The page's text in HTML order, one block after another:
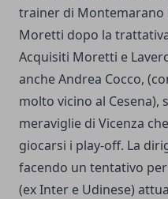
trainer di
Moretti dopo la
Acquisiti Moretti e
anche Andrea Cocco,
molto vicino al
meraviglie di Vicenza
giocarsi i play-off. La
facendo un tentativo
(ex Inter e Udinese)